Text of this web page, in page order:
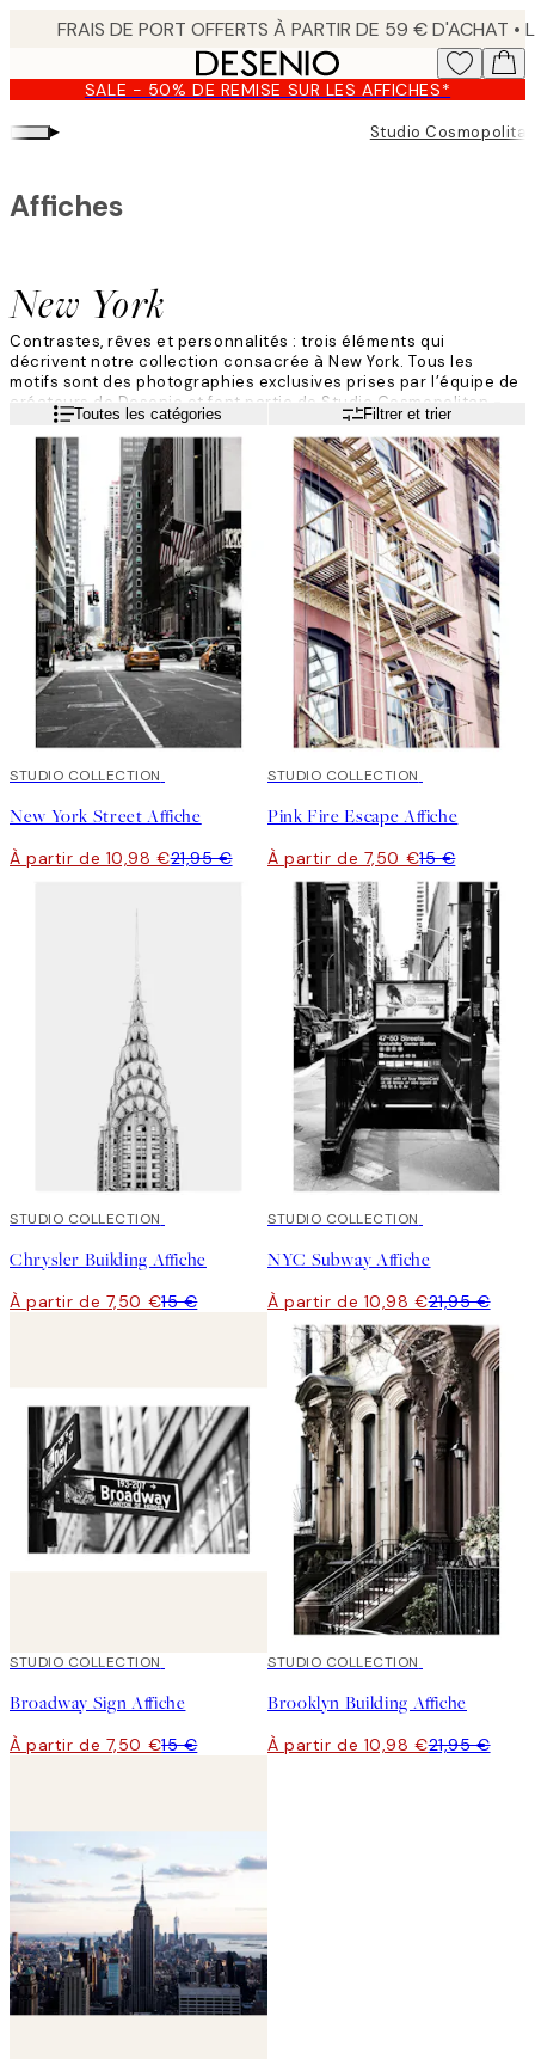
content.SALE - 50% DE REMISE SUR LES AFFICHES*
▸ Studio
New York
Affiches
Contrastes, rêves et personnalités : trois éléments qui
décrivent notre collection consacrée à New York. Tous les
motifs sont des photographies exclusives prises par l’équipe de
créateurs de Desenio et font partie de Studio Cosmopolitan -
une série d'art photographique qui célèbre l’avènement d’une
société cosmopolite.
Lire la suiteToutes les catégories Filtrer et trier
50%*
STUDIO COLLECTION
New York Street Affiche
À partir de 10,98 €21,95 €
50%*
STUDIO COLLECTION
Pink Fire Escape Affiche
À partir de 7,50 €15 €
50%*
STUDIO COLLECTION
Chrysler Building Affiche
À partir de 7,50 €15 €
50%*
STUDIO COLLECTION
NYC Subway Affiche
À partir de 10,98 €21,95 €
50%*
STUDIO COLLECTION
Broadway Sign Affiche
À partir de 7,50 €15 €
50%*
STUDIO COLLECTION
Brooklyn Building Affiche
À partir de 10,98 €21,95 €